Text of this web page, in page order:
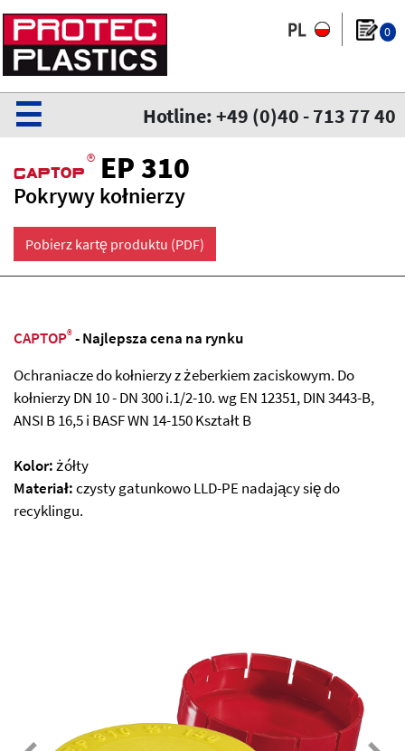
0
Hotline: +49 (0)40 - 713 77 40
☰
CaPtoP ® EP 310
Pokrywy kołnierzy
Pobierz kartę produktu (PDF)
CAPTOP®- Najlepsza cena na rynku
Ochraniacze do kołnierzy z żeberkiem zaciskowym. Do
kołnierzy DN 10 - DN 300 i.1/2-10. wg EN 12351, DIN 3443-B,
ANSI B 16,5 i BASF WN 14-150 Kształt B
Kolor:żółty
Materiał:czysty gatunkowo LLD-PE nadający się do
recyklingu.